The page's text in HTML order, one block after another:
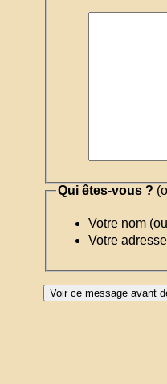
Qui êtes-vous ?
Votre nom
Votre